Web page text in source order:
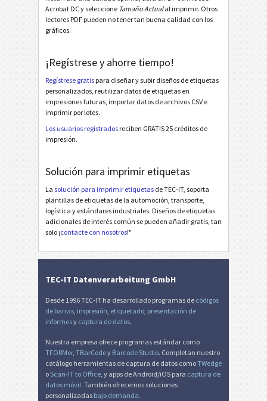
B BOSCH
LTO Etiquetas LTO
I Etiquetas para inventario
NF
€ Mandato SEPA
₣ Factura-QR suiza
M Miscelánea
Acrobat DC y seleccione Tamaño Actualal imprimir. Otros
lectores PDF pueden no tener tan buena calidad con los
gráficos.
¡Regístrese y ahorre tiempo!
Regístrese gratis para diseñar y subir diseños de etiquetas
personalizados, reutilizar datos de etiquetas en
impresiones futuras, importar datos de archivos CSV e
imprimir por lotes.
Los usuarios registrados reciben GRATIS 25 créditos de
impresión.
Solución para imprimir etiquetas
La solución para imprimir etiquetas de TEC-IT, soporta
plantillas de etiquetas de la automoción, transporte,
logística y estándares industriales. Diseños de etiquetas
adicionales de interés común se pueden añadir gratis, tan
solo ¡contacte con nosotros!"
TEC-IT Datenverarbeitung GmbH
Desde 1996 TEC-IT ha desarrollado programas de códigos
de barras, impresión, etiquetado, presentación de
informesy captura de datos.
Nuestra empresa ofrece programas estándar como
TFORMer, TBarCodey Barcode Studio. Completan nuestro
catálogo herramientas de captura de datos comoTWedge
o Scan-IT to Office, y apps de Android/iOS para captura de
datos móvil. También ofrecemos soluciones
personalizadas bajo demanda.